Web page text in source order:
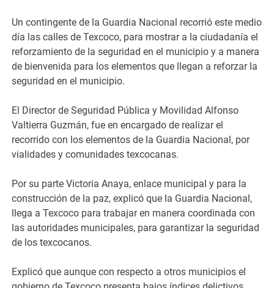
Un contingente de la Guardia Nacional recorrió este medio
día las calles de Texcoco, para mostrar a la ciudadanía el
reforzamiento de la seguridad en el municipio y a manera
de bienvenida para los elementos que llegan a reforzar la
seguridad en el municipio.
El Director de Seguridad Pública y Movilidad Alfonso
Valtierra Guzmán, fue en encargado de realizar el
recorrido con los elementos de la Guardia Nacional, por
vialidades y comunidades texcocanas.
Por su parte Victoria Anaya, enlace municipal y para la
construcción de la paz, explicó que la Guardia Nacional,
llega a Texcoco para trabajar en manera coordinada con
las autoridades municipales, para garantizar la seguridad
de los texcocanos.
Explicó que aunque con respecto a otros municipios el